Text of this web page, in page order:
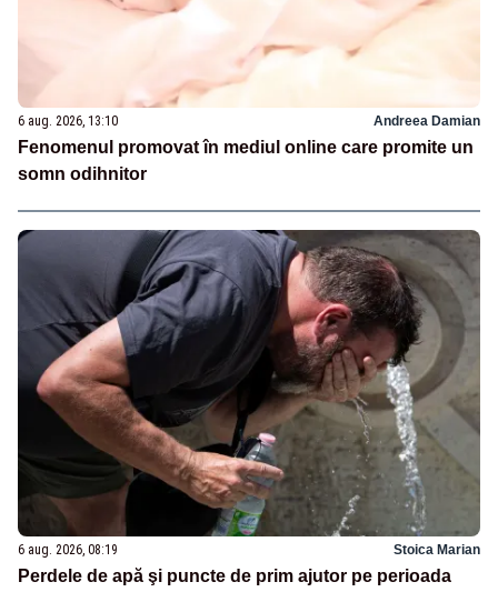
6 aug. 2026, 13:10 Andreea Damian
Fenomenul promovat în mediul online care promite un
somn odihnitor
6 aug. 2026, 08:19 Stoica Marian
Perdele de apă şi puncte de prim ajutor pe perioada